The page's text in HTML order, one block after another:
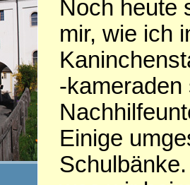
Noch heute
mir, wie ich
-
Einige